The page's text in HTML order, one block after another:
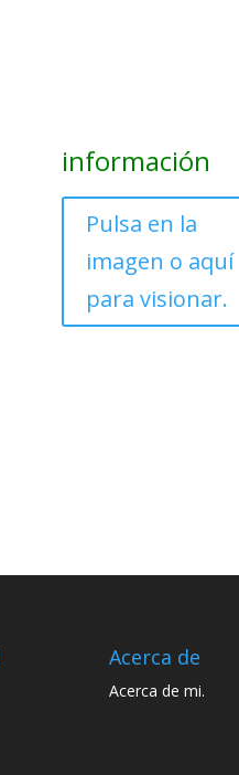
información
Pulsa en la
imagen o aquí
para visionar.
Acerca de
Acerca de mi.